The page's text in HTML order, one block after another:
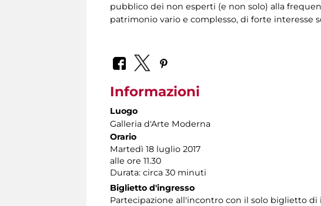
pubblico dei non esperti (e non solo) alla
patrimonio vario e complesso, di forte interesse
Informazioni
Luogo
Galleria d'Arte Moderna
Orario
Martedì 18 luglio 2017
alle ore 11.30
Durata: circa 30 minuti
Biglietto d'ingresso
Partecipazione all'incontro con il solo biglietto di